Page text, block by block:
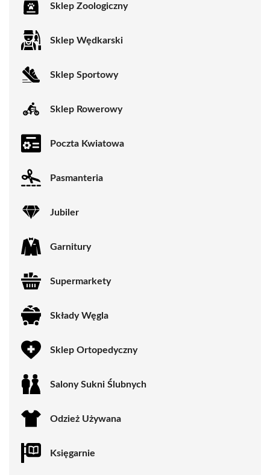
Sklep Zoologiczny
Sklep Wędkarski
Sklep Sportowy
Sklep Rowerowy
Poczta Kwiatowa
Pasmanteria
Jubiler
Garnitury
Supermarkety
Składy Węgla
Sklep Ortopedyczny
Salony Sukni Ślubnych
Odzież Używana
Księgarnie